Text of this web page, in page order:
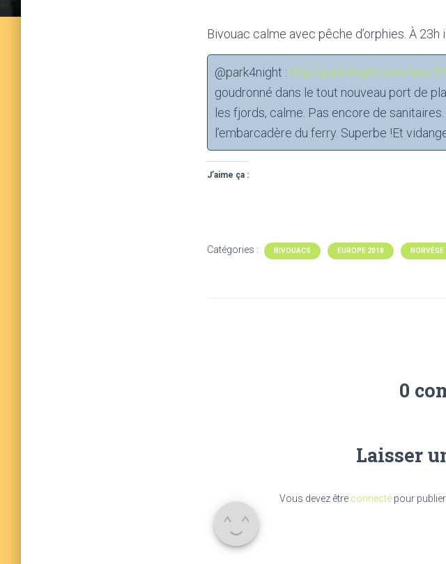
Bivouac calme avec pêche d’orphies. À
@park4night : http://park4night.com/lieu/
goudronné dans le tout nouveau port de
les fjords, calme. Pas encore de
l’embarcadère du ferry. Superbe !Et
J’aime ça :
Catégories : BIVOUACS EUROPE 2018 NORVÈGE
0
Laisser
Vous devez être connecté pour